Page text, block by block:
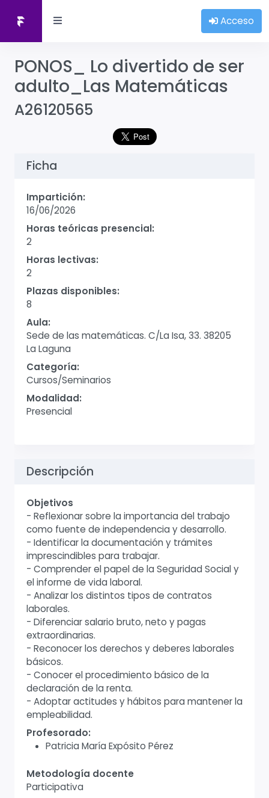
Acceso
PONOS_ Lo divertido de ser
adulto_Las Matemáticas
A26120565
Ficha
Impartición:
16/06/2026
Horas teóricas presencial:
2
Horas lectivas:
2
Plazas disponibles:
8
Aula:
Sede de las matemáticas. C/La Isa, 33. 38205
La Laguna
Categoría:
Cursos/Seminarios
Modalidad:
Presencial
Descripción
Objetivos
- Reflexionar sobre la importancia del trabajo
como fuente de independencia y desarrollo.
- Identificar la documentación y trámites
imprescindibles para trabajar.
- Comprender el papel de la Seguridad Social y
el informe de vida laboral.
- Analizar los distintos tipos de contratos
laborales.
- Diferenciar salario bruto, neto y pagas
extraordinarias.
- Reconocer los derechos y deberes laborales
básicos.
- Conocer el procedimiento básico de la
declaración de la renta.
- Adoptar actitudes y hábitos para mantener la
empleabilidad.
Profesorado:
Patricia María Expósito Pérez
Metodología docente
Participativa